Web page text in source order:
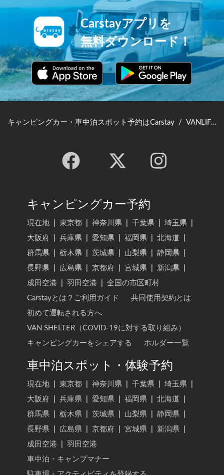
Carstayアプリを
無料ダウンロード！
キャンピングカー・車中泊スポット予約はCarstay / VANLIFE JAPAN TOP
キャンピングカー予約
現在地 東京都 神奈川県 千葉県 埼玉県
大阪府
兵庫県 愛知県 福岡県 北海道
群馬県
栃木県 茨城県 山梨県 静岡県
長野県
広島県 京都府 宮城県 新潟県
成田空港
羽田空港
全国の市区町村
Carstayとは？ご利用ガイド
共同使用契約とは
初めて運転される方へ
VAN SHELTER（COVID-19に対する取り組み）
キャンピングカーをシェアする
ホルダー一覧
車中泊スポット・体験予約
現在地 東京都 神奈川県 千葉県 埼玉県
大阪府
兵庫県 愛知県 福岡県 北海道
群馬県
栃木県 茨城県 山梨県 静岡県
長野県
広島県 京都府 宮城県 新潟県
成田空港
羽田空港
車中泊・キャンプマナー